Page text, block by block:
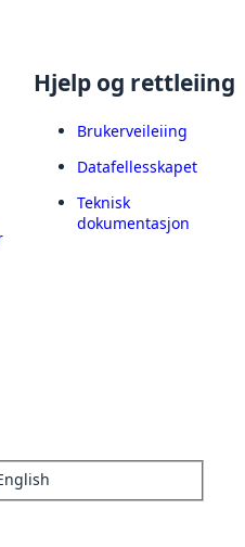
Hjelp og rettleiing
Brukerveileiing
Datafellesskapet
Teknisk
dokumentasjon